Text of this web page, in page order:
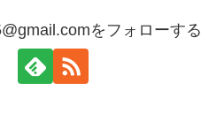
をフォローする